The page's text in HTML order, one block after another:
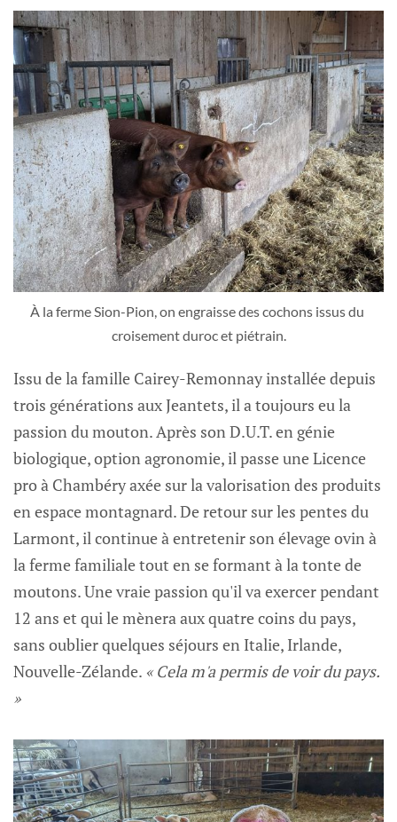
À la ferme Sion-Pion, on engraisse des cochons issus du
croisement duroc et piétrain.
Issu de la famille Cairey-Remonnay installée depuis
trois générations aux Jeantets, il a toujours eu la
passion du mouton. Après son D.U.T. en génie
biologique, option agronomie, il passe une Licence
pro à Chambéry axée sur la valorisation des produits
en espace montagnard. De retour sur les pentes du
Larmont, il continue à entretenir son élevage ovin à
la ferme familiale tout en se formant à la tonte de
moutons. Une vraie passion qu'il va exercer pendant
12 ans et qui le mènera aux quatre coins du pays,
sans oublier quelques séjours en Italie, Irlande,
Nouvelle-Zélande. « Cela m'a permis de voir du pays.
»